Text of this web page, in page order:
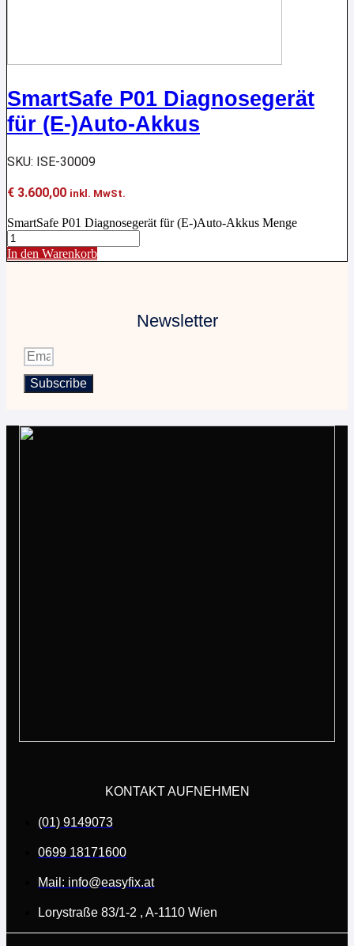
SmartSafe P01 Diagnosegerät
für (E-)Auto-Akkus
SKU: ISE-30009
€ 3.600,00 inkl. MwSt.
SmartSafe P01 Diagnosegerät für (E-)Auto-Akkus Menge
In den Warenkorb
Newsletter
Subscribe
KONTAKT AUFNEHMEN
(01) 9149073
0699 18171600
Mail: info@easyfix.at
Lorystraße 83/1-2 , A-1110 Wien